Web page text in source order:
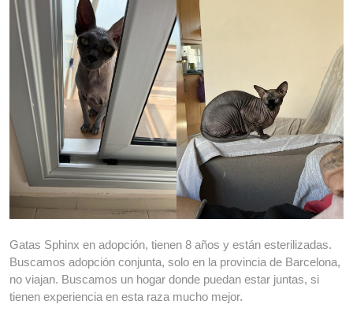
Gatas Sphinx en adopción, tienen 8 años y están esterilizadas.
Buscamos adopción conjunta, solo en la provincia de Barcelona,
no viajan. Buscamos un hogar donde puedan estar juntas, si
tienen experiencia en esta raza mucho mejor.